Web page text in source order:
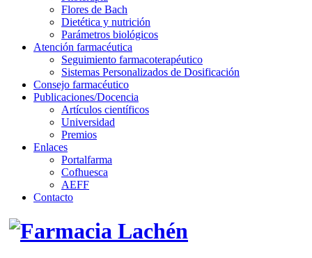
Flores de Bach
Dietética y nutrición
Parámetros biológicos
Atención farmacéutica
Seguimiento farmacoterapéutico
Sistemas Personalizados de Dosificación
Consejo farmacéutico
Publicaciones/Docencia
Artículos científicos
Universidad
Premios
Enlaces
Portalfarma
Cofhuesca
AEFF
Contacto